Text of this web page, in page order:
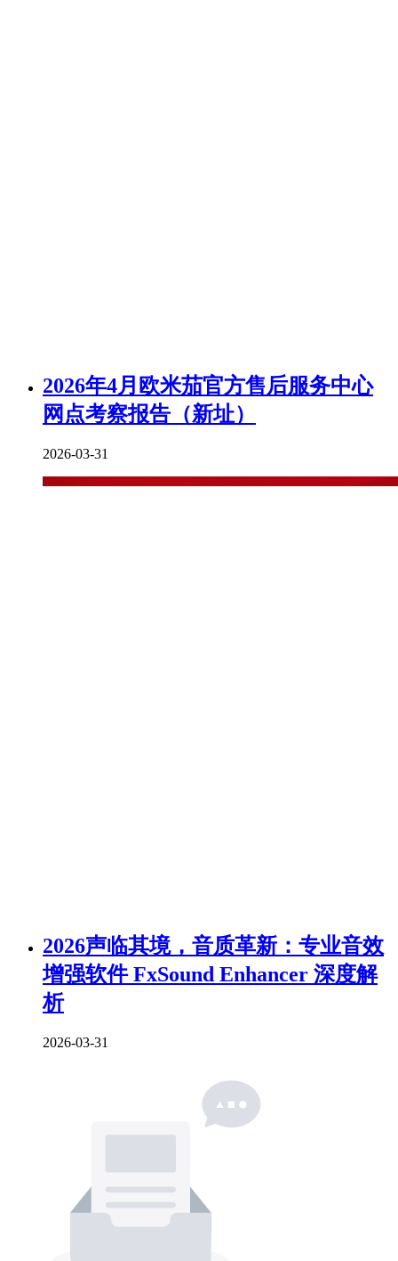
2026年4月欧米茄官方售后服务中心
网点考察报告（新址）
2026-03-31
2026声临其境，音质革新：专业音效
增强软件 FxSound Enhancer 深度解
析
2026-03-31